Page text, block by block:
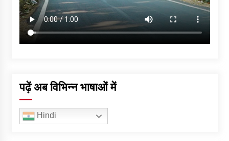
पढ़ें अब विभिन्न भाषाओं में
Hindi